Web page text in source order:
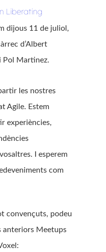
Liberating
dijous 11 de juliol,
d’Albert
Pol Martinez.
les nostres
Agile. Estem
experiències,
I esperem
com
convençuts, podeu
anteriors Meetups